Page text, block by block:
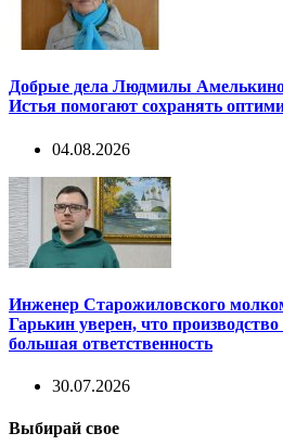
Добрые дела Людмилы
Истья помогают сохранять
04.08.2026
Инженер Старожиловского
Гарькин уверен, что
большая ответственность
30.07.2026
Выбирай свое